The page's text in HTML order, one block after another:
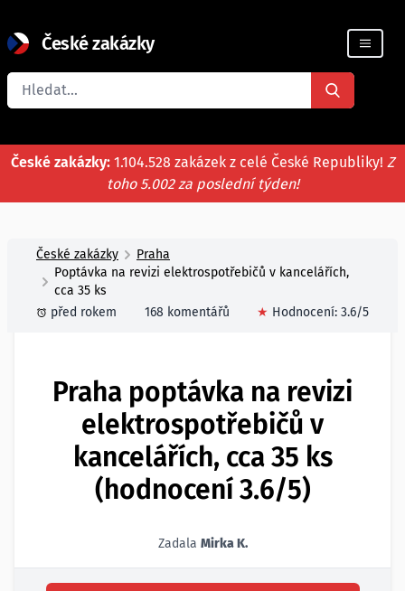
České zakázky
Registrace firmy
České zakázky: 1.104.528 zakázek z celé České Republiky! Z
toho 5.002 za poslední týden!
České zakázky
Praha
Poptávka na revizi elektrospotřebičů v kancelářích,
cca 35 ks
před rokem
168 komentářů ★ Hodnocení: 3.6/5
Praha poptávka na revizi
elektrospotřebičů v
kancelářích, cca 35 ks
(hodnocení 3.6/5)
Zadala Mirka K.